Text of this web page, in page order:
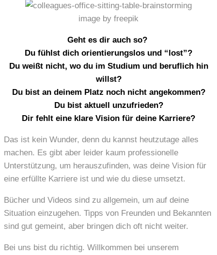
image by freepik
Geht es dir auch so?
Du fühlst dich orientierungslos und “lost”?
Du weißt nicht, wo du im Studium und beruflich hin
willst?
Du bist an deinem Platz noch nicht angekommen?
Du bist aktuell unzufrieden?
Dir fehlt eine klare Vision für deine Karriere?
Das ist kein Wunder, denn du kannst heutzutage alles
machen. Es gibt aber leider kaum professionelle
Unterstützung, um herauszufinden, was deine Vision für
eine erfüllte Karriere ist und wie du diese umsetzt.
Bücher und Videos sind zu allgemein, um auf deine
Situation einzugehen. Tipps von Freunden und Bekannten
sind gut gemeint, aber bringen dich oft nicht weiter.
Bei uns bist du richtig. Willkommen bei unserem